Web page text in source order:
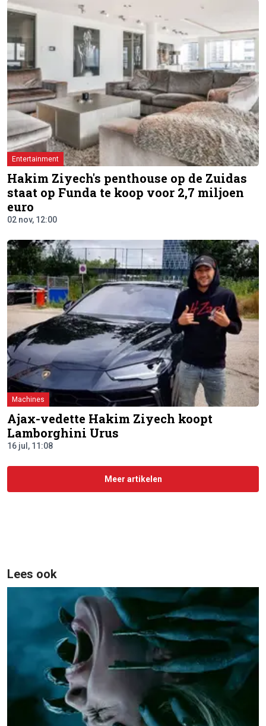
Entertainment
Hakim Ziyech's penthouse op de Zuidas
staat op Funda te koop voor 2,7 miljoen
euro
02 nov, 12:00
Machines
Ajax-vedette Hakim Ziyech koopt
Lamborghini Urus
16 jul, 11:08
Meer artikelen
Lees ook